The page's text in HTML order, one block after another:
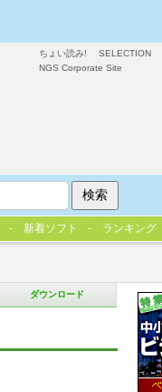
ダウンロード
ちょい読み! SELECTION
NGS Corporate Site
新着ソフト ランキング